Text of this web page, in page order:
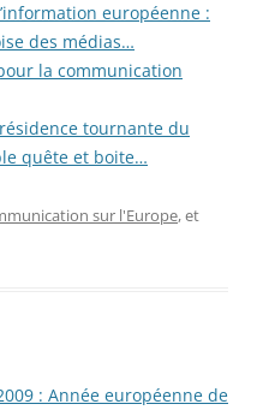
européenne :
des médias…
la communication
tournante du
quête et boite…
sur l'Europe, et
: Année européenne de